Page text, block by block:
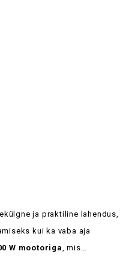
ja praktiline lahendus,
kui ka vaba aja
W mootoriga , mis